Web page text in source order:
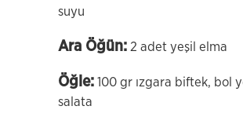
suyu
Ara Öğün: 2 adet yeşil elma
Öğle: 100 gr ızgara biftek, bol
salata